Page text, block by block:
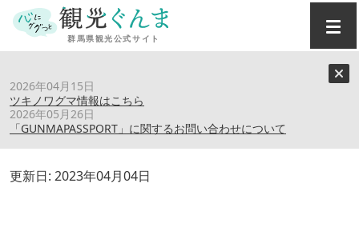
2026年04月15日
ツキノワグマ情報はこちら
2026年05月26日
「GUNMAPASSPORT」に関するお問い合わせについて
ちぎらホテル
更新日: 2023年04月04日